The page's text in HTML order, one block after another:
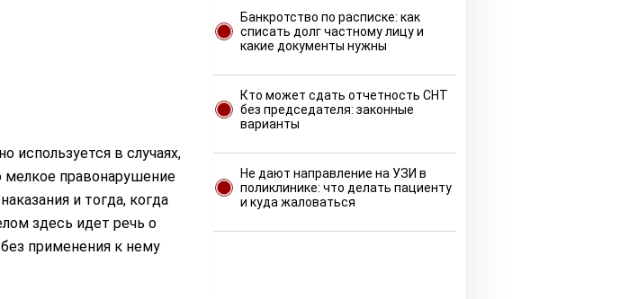
используется в случаях,
мелкое правонарушение
и тогда, когда
здесь идет речь о
применения к нему
Банкротство по расписке: как
списать долг частному лицу и
какие документы нужны
Кто может сдать отчетность СНТ
без председателя: законные
варианты
Не дают направление на УЗИ в
поликлинике: что делать пациенту
и куда жаловаться